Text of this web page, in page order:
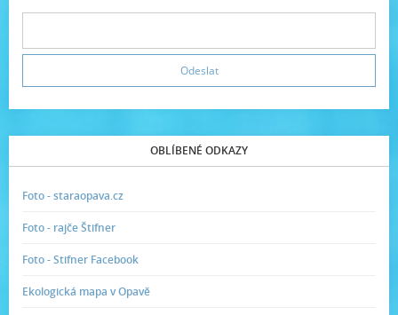
OBLÍBENÉ ODKAZY
Foto - staraopava.cz
Foto - rajče Štifner
Foto - Stifner Facebook
Ekologická mapa v Opavě